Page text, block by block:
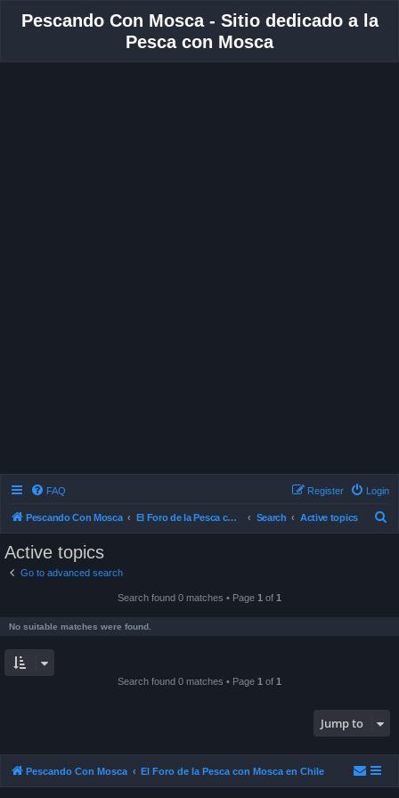
Pescando Con Mosca - Sitio dedicado a la
Pesca con Mosca
FAQ Login
Register
Pescando Con Mosca El Foro de la Pesca con Mosca en Chile Search Active topics
Active topics
Go to advanced search
Search found 0 matches • Page 1 of 1
No suitable matches were found.
Search found 0 matches • Page 1 of 1
Jump to
Pescando Con Mosca El Foro de la Pesca con Mosca en Chile